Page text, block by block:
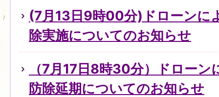
(7月13日9時00分)ドローンに
除実施についてのお知らせ
（7月17日8時30分）ドローン
防除延期についてのお知らせ